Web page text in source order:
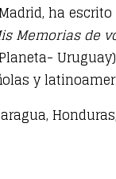
ha
Memorias de
y